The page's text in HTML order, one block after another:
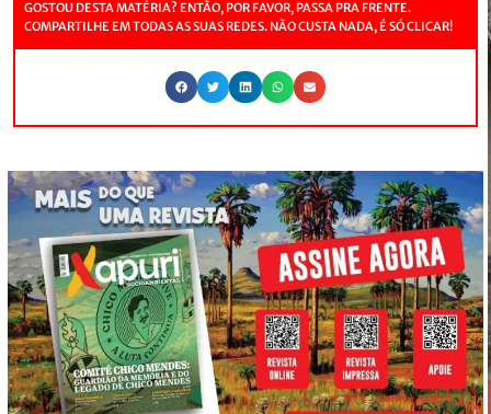
GOSTOU DESTA MATÉRIA? ENTÃO, POR FAVOR, PASSA PRA FRENTE.
COMPARTILHE EM TODAS AS SUAS REDES. NÃO CUSTA NADA, É SÓ CLICAR!